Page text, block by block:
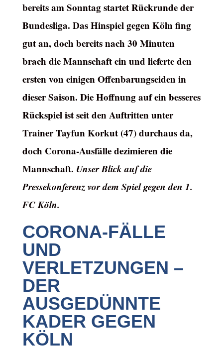
bereits am Sonntag startet Rückrunde der
Bundesliga. Das Hinspiel gegen Köln fing
gut an, doch bereits nach 30 Minuten
brach die Mannschaft ein und lieferte den
ersten von einigen Offenbarungseiden in
dieser Saison. Die Hoffnung auf ein besseres
Rückspiel ist seit den Auftritten unter
Trainer Tayfun Korkut (47) durchaus da,
doch Corona-Ausfälle dezimieren die
Mannschaft. Unser Blick auf die
Pressekonferenz vor dem Spiel gegen den 1.
FC Köln.
CORONA-FÄLLE
UND
VERLETZUNGEN –
DER
AUSGEDÜNNTE
KADER GEGEN
KÖLN